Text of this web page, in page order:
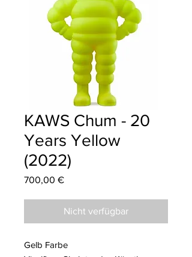
KAWS Chum - 20
Years Yellow
(2022)
700,00 €Preis
Nicht verfügbar
Gelb Farbe